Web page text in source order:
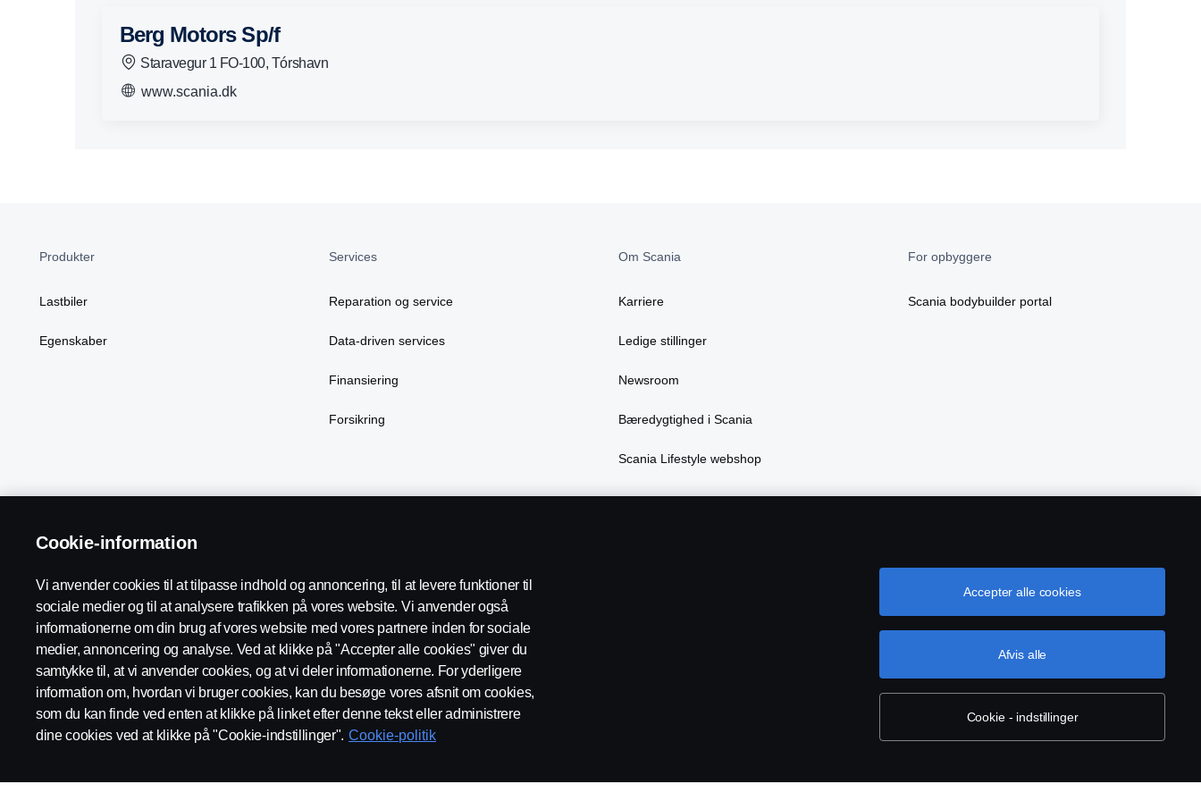
Berg Motors Sp/f
Staravegur 1 FO-100, Tórshavn
www.scania.dk
Produkter
Lastbiler
Egenskaber
Services
Reparation og service
Data-driven services
Finansiering
Forsikring
Om Scania
Karriere
Ledige stillinger
Newsroom
Bæredygtighed i Scania
Scania Lifestyle webshop
For opbyggere
Scania bodybuilder portal
Scania in Your Region: Danmark
Supplier Code of Conduct Juridiske oplysninger Persondatapolitik Cookies Cookie-indstillinger
Cookie-information
Vi anvender cookies til at tilpasse indhold og annoncering, til at levere funktioner til
sociale medier og til at analysere trafikken på vores website. Vi anvender også
informationerne om din brug af vores website med vores partnere inden for sociale
medier, annoncering og analyse. Ved at klikke på "Accepter alle cookies" giver du
samtykke til, at vi anvender cookies, og at vi deler informationerne. For yderligere
information om, hvordan vi bruger cookies, kan du besøge vores afsnit om cookies,
som du kan finde ved enten at klikke på linket efter denne tekst eller administrere
dine cookies ved at klikke på "Cookie-indstillinger". Cookie-politik
Cookie - indstillinger
Afvis alle
Accepter alle cookies